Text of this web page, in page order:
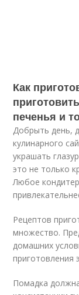
Как
печенья и
Добрыть день,
кулинарного
украшать
это не только
Любое
Рецептов
множество.
домашних
приготовления
Помадка